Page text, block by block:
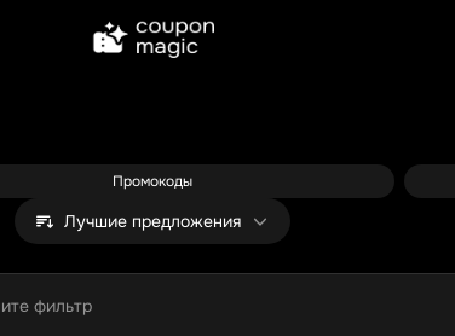
Промокоды
Лучшие предложения
фильтр